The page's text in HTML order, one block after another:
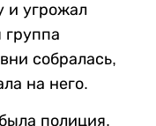
и угрожал
группа
собралась,
на него.
полиция,